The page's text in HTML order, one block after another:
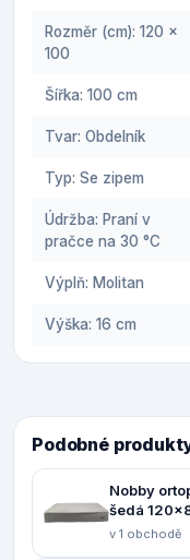
Rozměr (cm): 120 x
100
Šířka: 100 cm
Tvar: Obdelník
Typ: Se zipem
Údržba: Praní v
pračce na 30 °C
Výplň: Molitan
Výška: 16 cm
Podobné
Nobby
šedá
v 1 obchodě